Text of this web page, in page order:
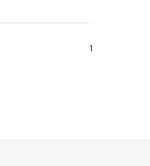
1